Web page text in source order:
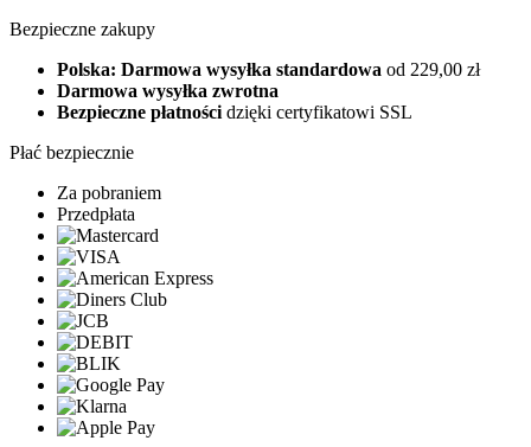
Bezpieczne zakupy
Polska: Darmowa wysyłka standardowa od 229,00 zł
Darmowa wysyłka zwrotna
Bezpieczne płatności dzięki certyfikatowi SSL
Płać bezpiecznie
Za pobraniem
Przedpłata